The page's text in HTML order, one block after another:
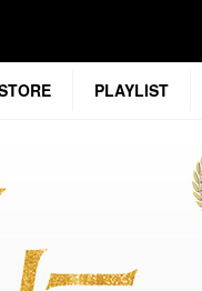
PLAYLIST